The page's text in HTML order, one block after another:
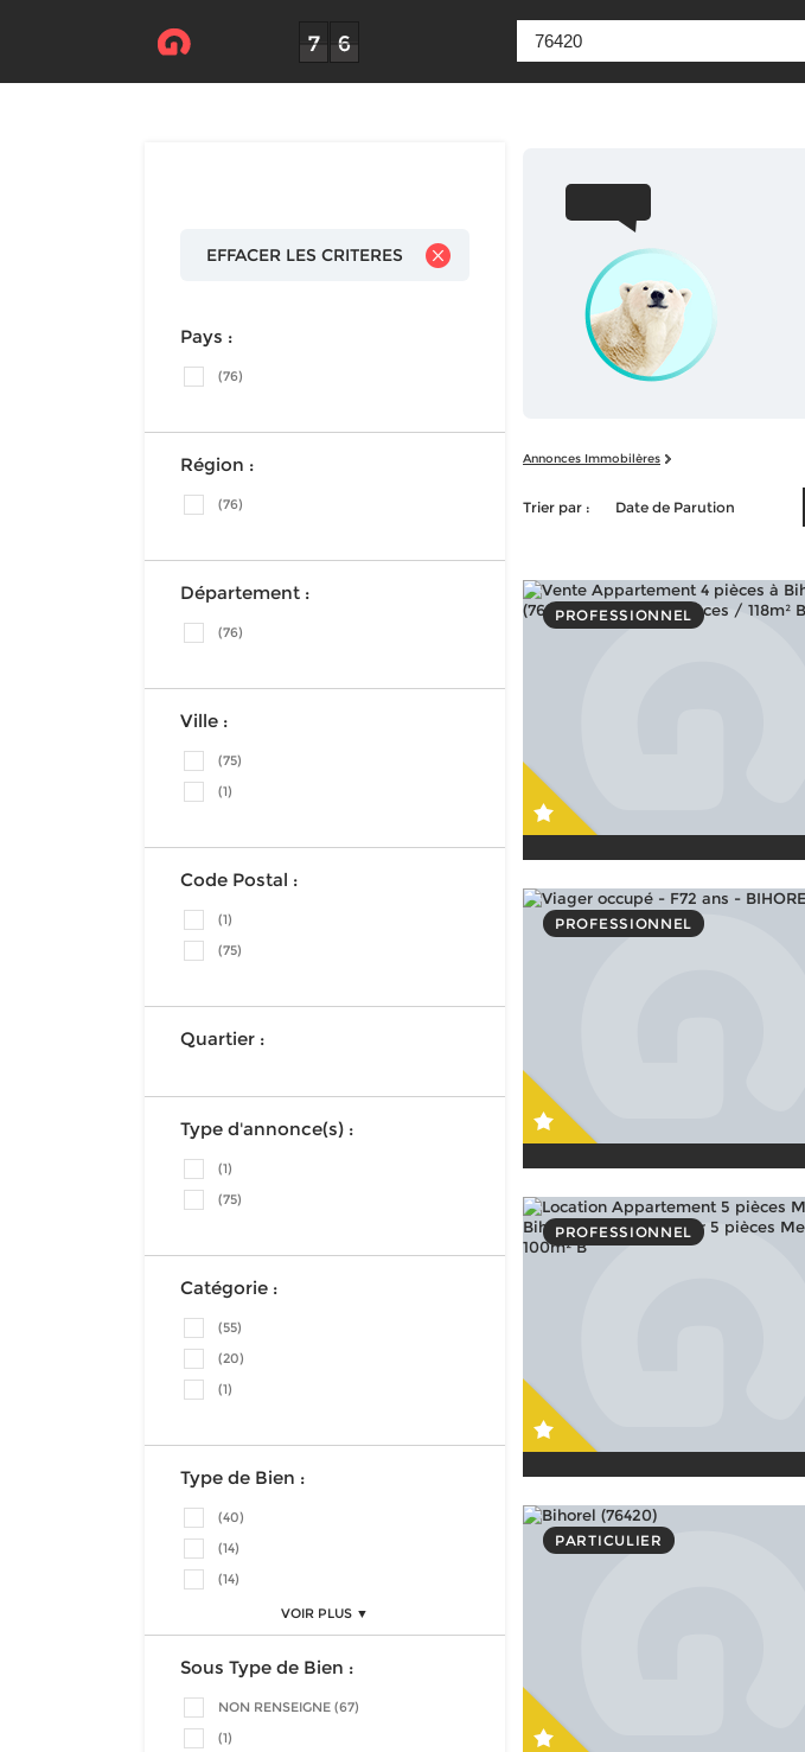
EFFACER LES CRITERES
Pays :
(76)
Région :
(76)
Département :
(76)
Ville :
(75)
(1)
Code Postal :
(1)
(75)
Quartier :
Type d'annonce(s) :
(1)
(75)
Catégorie :
(55)
(20)
(1)
Type de Bien :
(40)
(14)
(14)
VOIR PLUS ▼
Sous Type de Bien :
NON RENSEIGNE (67)
(1)
Annonces Immobilères
Trier par : Date de Parution
PROFESSIONNEL
PROFESSIONNEL
PROFESSIONNEL
PARTICULIER